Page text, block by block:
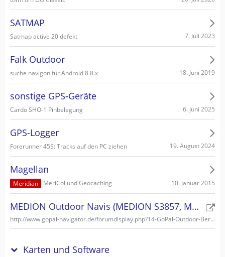
SATMAP
Satmap active 20 defekt 7. Juli 2023
Falk Outdoor
suche navigon für Android 8.8.x 18. Juni 2019
sonstige GPS-Geräte
Cardo SHO-1 Pinbelegung 6. Juni 2025
GPS-Logger
Forerunner 45S: Tracks auf den PC ziehen 19. August 2024
Magellan
Meridian MeriCol und Geocaching 10. Januar 2015
MEDION Outdoor Navis (MEDION S3857, MEDION S3747)
http://www.gopal-navigator.de/forumdisplay.php?14-GoPal-Outdoor-Bereich
Karten und Software